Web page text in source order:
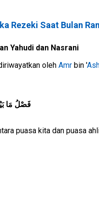
Rezeki Saat Bulan
Yahudi dan Nasrani
oleh Amr bin '
فَصْلُ مَا
puasa kita dan puasa